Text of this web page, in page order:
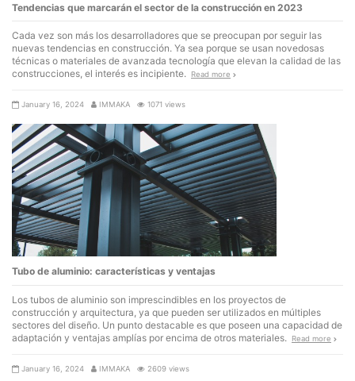
Tendencias que marcarán el sector de la construcción en 2023
Cada vez son más los desarrolladores que se preocupan por seguir las
nuevas tendencias en construcción. Ya sea porque se usan novedosas
técnicas o materiales de avanzada tecnología que elevan la calidad de las
construcciones, el interés es incipiente.
Read more
January 16, 2024 IMMAKA 1071 views
Tubo de aluminio: características y ventajas
Los tubos de aluminio son imprescindibles en los proyectos de
construcción y arquitectura, ya que pueden ser utilizados en múltiples
sectores del diseño. Un punto destacable es que poseen una capacidad de
adaptación y ventajas amplías por encima de otros materiales.
Read more
January 16, 2024 IMMAKA 2609 views